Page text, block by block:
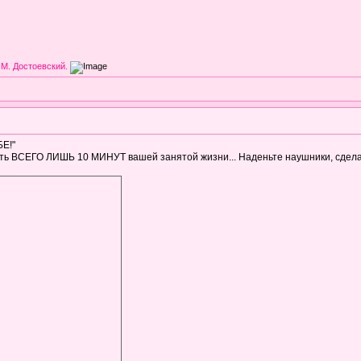
Достоевский.
ВСЕГО ЛИШЬ 10 МИНУТ вашей занятой жизни... Наденьте наушники,